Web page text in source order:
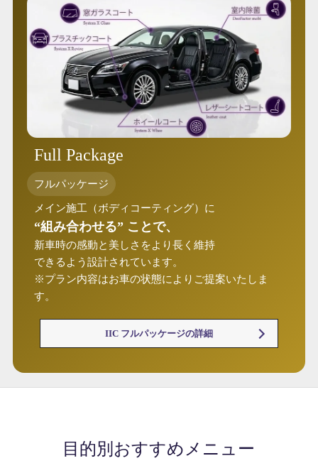
Full Package
フルパッケージ
メイン施工（ボディコーティング）に
“組み合わせる” ことで、
新車時の感動と美しさをより長く維持
できるよう設計されています。
※プラン内容はお車の状態によりご提案いたしま
す。
IIC フルパッケージの詳細
目的別おすすめメニュー